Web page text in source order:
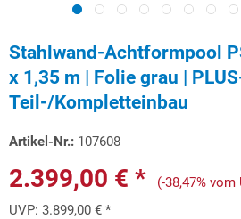
Stahlwand-Achtformpool
x 1,35 m | Folie grau |
Teil-/Kompletteinbau
Artikel-Nr.: 107608
2.399,00 € *
(-38,47% vom
UVP: 3.899,00 € *